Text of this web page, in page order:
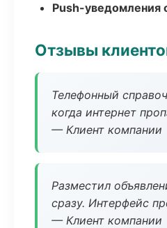
Push-уведомления
Отзывы
Телефонный
когда интернет
— Клиент компании
Разместил
сразу. Интерфейс
— Клиент компании